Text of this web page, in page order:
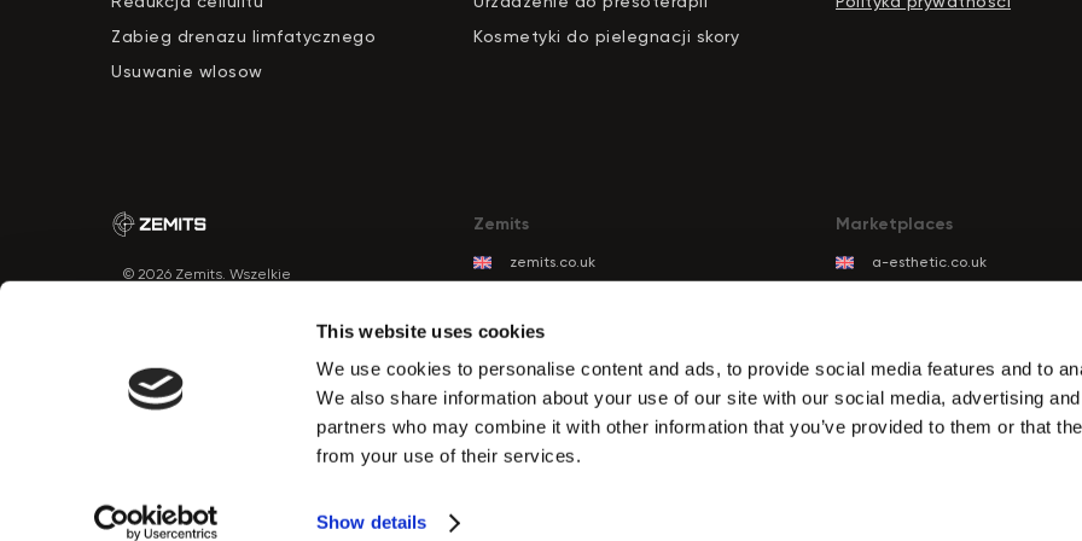
This website uses cookies
We use cookies to personalise content and ads, to provide social media features and to
We also share information about your use of our site with our social media, advertising
partners who may combine it with other information that you’ve provided to them or that
from your use of their services.
Show details
Zabieg drenazu limfatycznego
Usuwanie wlosow
Kosmetyki do pielegnacji skory
zemits.co.uk
zemits.be
zemits.it
zemits.com
zemits.de
zemits.biz.tr
Zemits
a-esthetic.co.uk
Marketplaces
© 2026 Zemits. Wszelkie